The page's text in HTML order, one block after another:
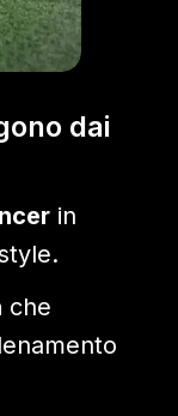
dai
in
che